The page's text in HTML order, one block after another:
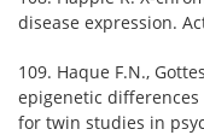
disease expression.
109. Haque F.N.,
epigenetic
for twin studies in